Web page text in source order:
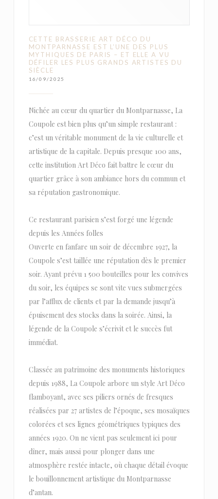
CETTE BRASSERIE ART DÉCO DU
MONTPARNASSE EST L’UNE DES PLUS
MYTHIQUES DE PARIS – ET ELLE A VU
DÉFILER LES PLUS GRANDS ARTISTES DU
SIÈCLE
16/09/2025
Nichée au cœur du quartier du Montparnasse, La
Coupole est bien plus qu’un simple restaurant :
c’est un véritable monument de la vie culturelle et
artistique de la capitale. Depuis presque 100 ans,
cette institution Art Déco fait battre le cœur du
quartier grâce à son ambiance hors du commun et
sa réputation gastronomique.
Ce restaurant parisien s’est forgé une légende
depuis les Années folles
Ouverte en fanfare un soir de décembre 1927, la
Coupole s’est taillée une réputation dès le premier
soir. Ayant prévu 1 500 bouteilles pour les convives
du soir, les équipes se sont vite vues submergées
par l’afflux de clients et par la demande jusqu’à
épuisement des stocks dans la soirée. Ainsi, la
légende de la Coupole s’écrivit et le succès fut
immédiat.
Classée au patrimoine des monuments historiques
depuis 1988, La Coupole arbore un style Art Déco
flamboyant, avec ses piliers ornés de fresques
réalisées par 27 artistes de l’époque, ses mosaïques
colorées et ses lignes géométriques typiques des
années 1920. On ne vient pas seulement ici pour
dîner, mais aussi pour plonger dans une
atmosphère restée intacte, où chaque détail évoque
le bouillonnement artistique du Montparnasse
d’antan.